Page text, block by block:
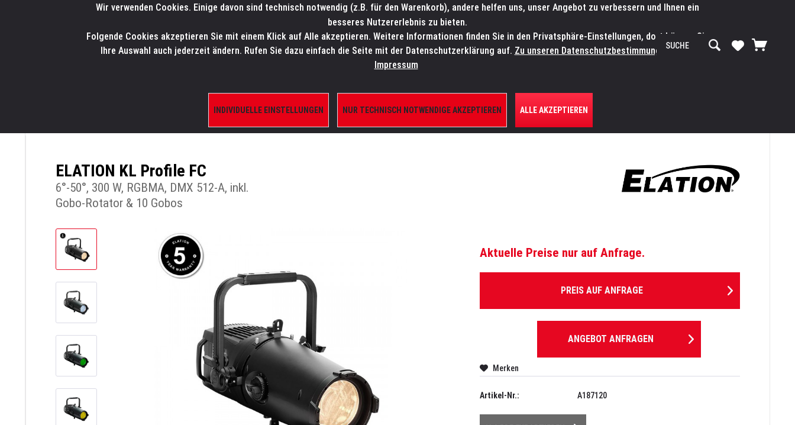
SALES-HOTLINE: +49 5451 5900-800 24/7: sales@lmp.de SERVICE-WERKSTATT Service/Hilfe
HOME PRODUKTE/SHOP MARKEN AKTUELLES SERVICE ÜBER UNS
SCHEINWERFER UND KOMPONENTEN
ELATION KL Profile FC
6°-50°, 300 W, RGBMA, DMX 512-A, inkl.
Gobo-Rotator & 10 Gobos
Aktuelle Preise nur auf Anfrage.
PREIS AUF ANFRAGE
ANGEBOT ANFRAGEN
Merken
Artikel-Nr.: A187120
Wir verwenden Cookies. Einige davon sind technisch notwendig (z.B. für den Warenkorb), andere helfen uns, unser Angebot zu verbessern und Ihnen ein
besseres Nutzererlebnis zu bieten.
Folgende Cookies akzeptieren Sie mit einem Klick auf Alle akzeptieren. Weitere Informationen finden Sie in den Privatsphäre-Einstellungen, dort können Sie
Ihre Auswahl auch jederzeit ändern. Rufen Sie dazu einfach die Seite mit der Datenschutzerklärung auf. Zu unseren Datenschutzbestimmungen. Zum
Impressum
INDIVIDUELLE EINSTELLUNGEN NUR TECHNISCH NOTWENDIGE AKZEPTIEREN ALLE AKZEPTIEREN